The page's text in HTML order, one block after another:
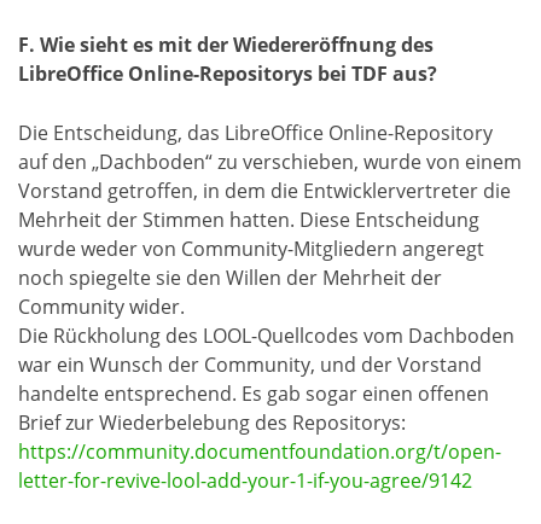
F. Wie sieht es mit der Wiedereröffnung des
LibreOffice Online-Repositorys bei TDF aus?
Die Entscheidung, das LibreOffice Online-Repository
auf den „Dachboden“ zu verschieben, wurde von einem
Vorstand getroffen, in dem die Entwicklervertreter die
Mehrheit der Stimmen hatten. Diese Entscheidung
wurde weder von Community-Mitgliedern angeregt
noch spiegelte sie den Willen der Mehrheit der
Community wider.
Die Rückholung des LOOL-Quellcodes vom Dachboden
war ein Wunsch der Community, und der Vorstand
handelte entsprechend. Es gab sogar einen offenen
Brief zur Wiederbelebung des Repositorys:
https://community.documentfoundation.org/t/open-
letter-for-revive-lool-add-your-1-if-you-agree/9142